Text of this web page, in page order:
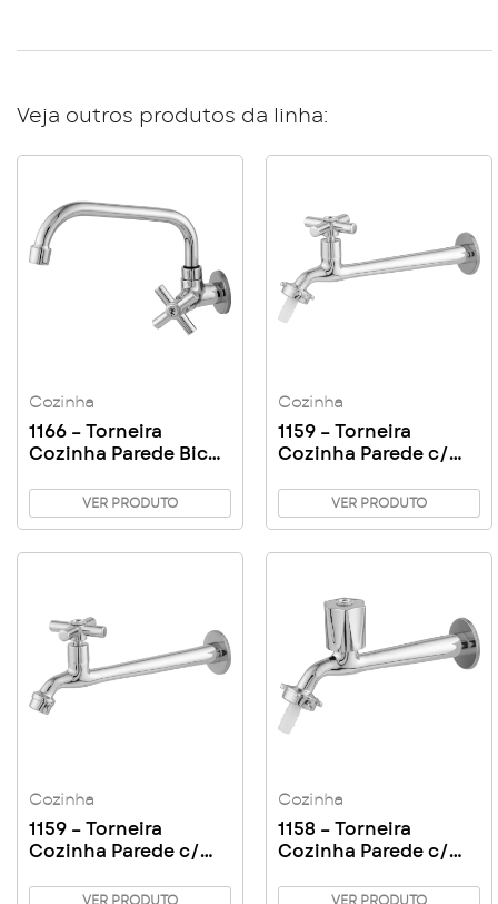
Veja outros produtos da linha:
Cozinha
1166 – Torneira
Cozinha Parede Bica
VER PRODUTO
Cozinha
1159 – Torneira
Cozinha Parede c/
VER PRODUTO
Cozinha
1159 – Torneira
Cozinha Parede c/
VER PRODUTO
Cozinha
1158 – Torneira
Cozinha Parede c/
VER PRODUTO